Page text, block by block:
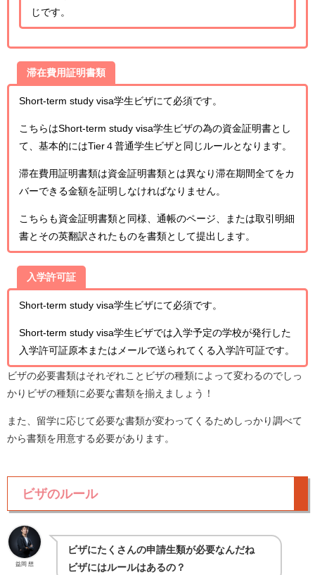
じです。
滞在費用証明書類
Short-term study visa学生ビザにて必須です。
こちらはShort-term study visa学生ビザの為の資金証明書とし
て、基本的にはTier４普通学生ビザと同じルールとなります。
滞在費用証明書類は資金証明書類とは異なり滞在期間全てをカ
バーできる金額を証明しなければなりません。
こちらも資金証明書類と同様、通帳のページ、または取引明細
書とその英翻訳されたものを書類として提出します。
入学許可証
Short-term study visa学生ビザにて必須です。
Short-term study visa学生ビザでは入学予定の学校が発行した
入学許可証原本またはメールで送られてくる入学許可証です。
ビザの必要書類はそれぞれことビザの種類によって変わるのでしっ
かりビザの種類に必要な書類を揃えましょう！
また、留学に応じて必要な書類が変わってくるためしっかり調べて
から書類を用意する必要があります。
ビザのルール
益岡 想
ビザにたくさんの申請生類が必要なんだね
ビザにはルールはあるの？